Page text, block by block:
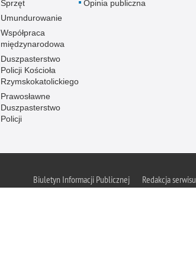
Sprzęt
Umundurowanie
Współpraca
międzynarodowa
Duszpasterstwo
Policji Kościoła
Rzymskokatolickiego
Prawosławne
Duszpasterstwo
Policji
Opinia publiczna
Biuletyn Informacji Publicznej
Redakcja serwisu